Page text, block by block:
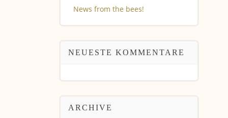
News from the bees!
NEUESTE KOMMENTARE
ARCHIVE